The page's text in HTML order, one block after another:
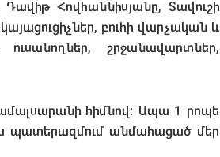
Հովհաննիսյանը, Տավուշի
բուհի վարչական և
շրջանավարտներ,
հիմնով: Ապա 1 րոպե
պատերազմում անմահացած մեր